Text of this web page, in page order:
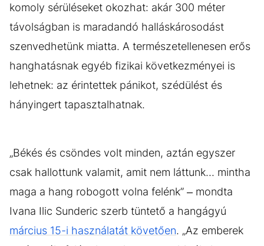
komoly sérüléseket okozhat: akár 300 méter
távolságban is maradandó halláskárosodást
szenvedhetünk miatta. A természetellenesen erős
hanghatásnak egyéb fizikai következményei is
lehetnek: az érintettek pánikot, szédülést és
hányingert tapasztalhatnak.
„Békés és csöndes volt minden, aztán egyszer
csak hallottunk valamit, amit nem láttunk... mintha
maga a hang robogott volna felénk” – mondta
Ivana Ilic Sunderic szerb tüntető a hangágyú
március 15-i használatát követően. „Az emberek